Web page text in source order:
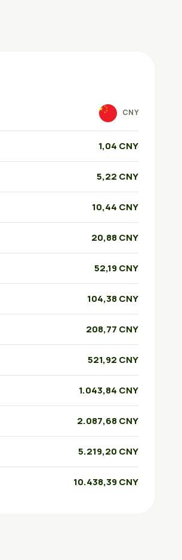
CNY
1,04 CNY
5,22 CNY
10,44 CNY
20,88 CNY
52,19 CNY
104,38 CNY
208,77 CNY
521,92 CNY
1.043,84 CNY
2.087,68 CNY
5.219,20 CNY
10.438,39 CNY